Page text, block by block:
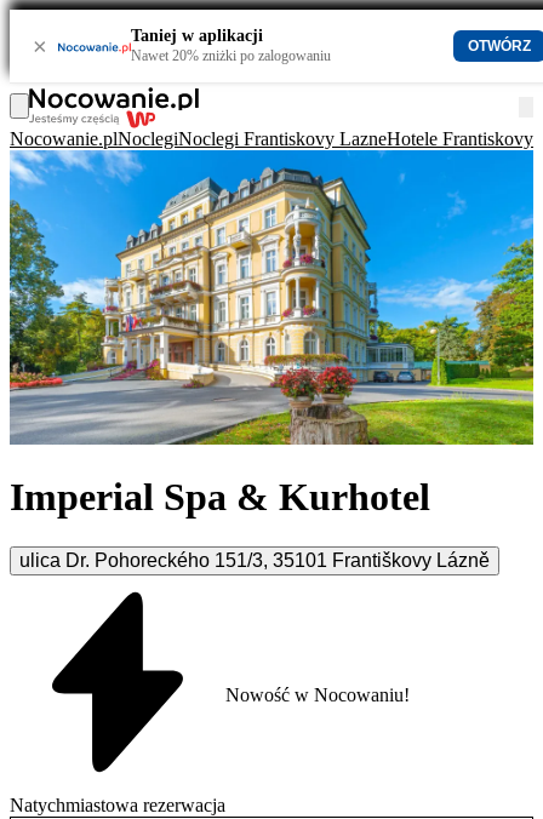
× Taniej w aplikacji
Nawet 20% zniżki po zalogowaniu
OTWÓRZ
Nocowanie.plNoclegiNoclegi Frantiskovy LazneHotele Frantiskovy
Imperial Spa & Kurhotel
ulica Dr. Pohoreckého 151/3, 35101 Františkovy Lázně
Natychmiastowa rezerwacja
Nowość w Nocowaniu!